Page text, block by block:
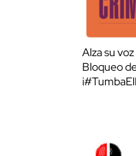
Alza su
Bloqueo